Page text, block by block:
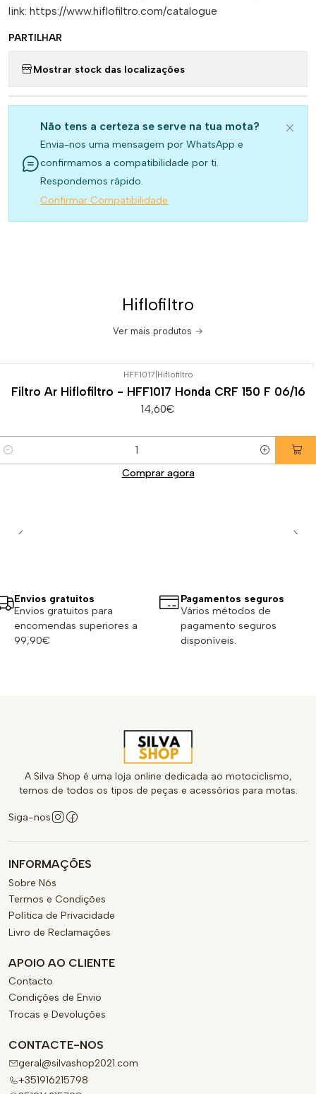
link: https://www.hiflofiltro.com/catalogue
PARTILHAR
Mostrar stock das localizações
Não tens a certeza se serve na tua mota?
Envia-nos uma mensagem por WhatsApp e
confirmamos a compatibilidade por ti.
Respondemos rápido.
Confirmar Compatibilidade
Hiflofiltro
Ver mais produtos
HFF1017 Hiflofiltro
Filtro Ar Hiflofiltro - HFF1017 Honda CRF 150 F 06/16
14,60€
Comprar agora
Envios gratuitos
Envios gratuitos para
encomendas superiores a
99,90€
Pagamentos seguros
Vários métodos de
pagamento seguros
disponíveis.
A Silva Shop é uma loja online dedicada ao motociclismo,
temos de todos os tipos de peças e acessórios para motas.
Siga-nos
INFORMAÇÕES
Sobre Nós
Termos e Condições
Política de Privacidade
Livro de Reclamações
APOIO AO CLIENTE
Contacto
Condições de Envio
Trocas e Devoluções
CONTACTE-NOS
geral@silvashop2021.com
+351916215798